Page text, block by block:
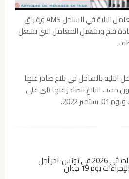
بعد سنوات من اغلاق المعامل الآلية في الساحل AMS وإغراق
فتح وتشغيل المعامل التي تشغل
الالية بالساحل في بلاغ صادر عنها
حسب البلاغ الصادر عنها (اي على
العفو الجبائي 2026 في تونس: آخر أجل
يوم 19 جوان